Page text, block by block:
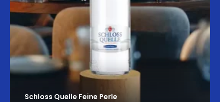
Schloss Quelle Feine Perle